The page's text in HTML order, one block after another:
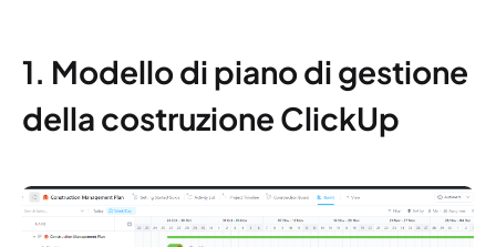
1. Modello di piano di gestione
della costruzione ClickUp